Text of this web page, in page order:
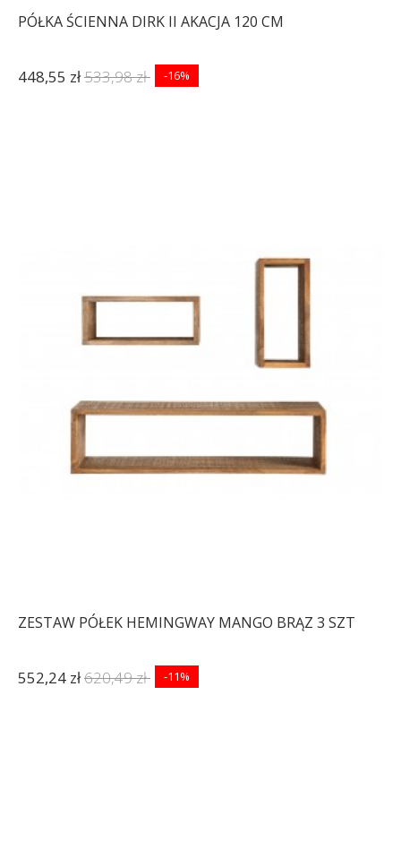
PÓŁKA ŚCIENNA DIRK II AKACJA 120 CM
448,55 zł533,98 zł -16%
ZESTAW PÓŁEK HEMINGWAY MANGO BRĄZ 3 SZT
552,24 zł620,49 zł -11%